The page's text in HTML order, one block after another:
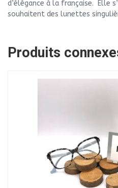
d’élégance à la française. Elle
souhaitent des lunettes
Produits